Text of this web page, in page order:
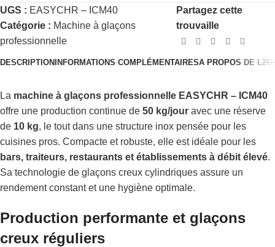
UGS : EASYCHR – ICM40
Catégorie : Machine à glaçons
professionnelle
Partagez cette
trouvaille
DESCRIPTIONINFORMATIONS COMPLÉMENTAIRESA PROPOS DE L2G
La machine à glaçons professionnelle EASYCHR – ICM40
offre une production continue de 50 kg/jour avec une réserve
de 10 kg, le tout dans une structure inox pensée pour les
cuisines pros. Compacte et robuste, elle est idéale pour les
bars, traiteurs, restaurants et établissements à débit élevé.
Sa technologie de glaçons creux cylindriques assure un
rendement constant et une hygiène optimale.
Production performante et glaçons
creux réguliers